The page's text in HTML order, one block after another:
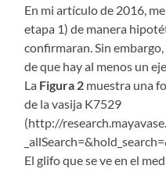
En mi artículo de 2016,
etapa 1) de manera
confirmaran. Sin
de que hay al menos un
La Figura 2 muestra una
de la vasija K7529
(http://
El glifo que se ve en el